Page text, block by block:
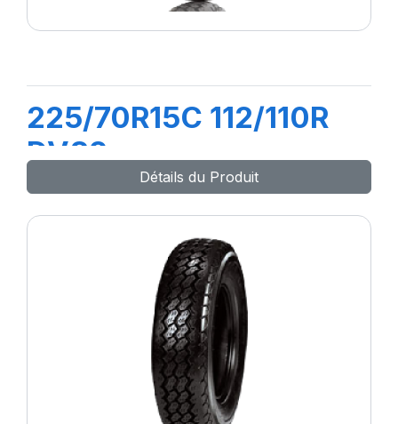
225/70R15C 112/110R
DV82
Détails du Produit